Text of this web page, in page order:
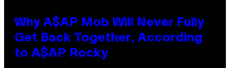
Why A$AP Mob Will Never Fully
Get Back Together, According
to A$AP Rocky